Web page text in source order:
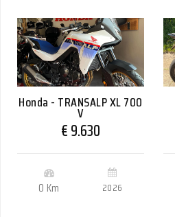
Honda - TRANSALP XL 700
V
€ 9.630
0 Km 2026